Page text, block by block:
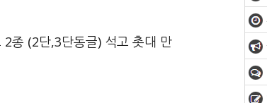
종 (2단,3단동글) 석고 촛대 만